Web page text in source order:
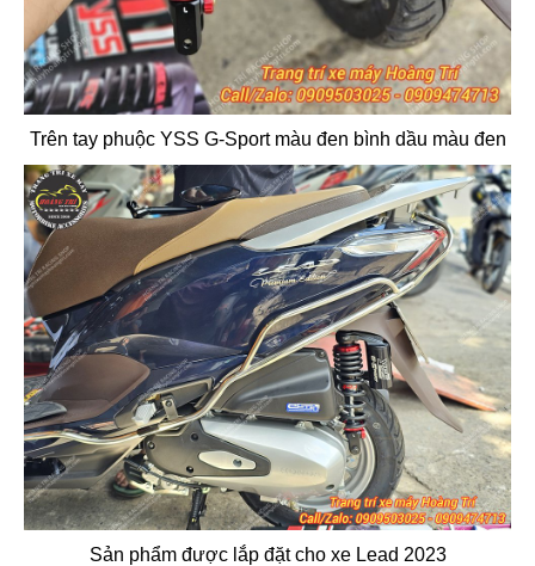
Trên tay phuộc YSS G-Sport màu đen bình dầu màu đen
Sản phẩm được lắp đặt cho xe Lead 2023